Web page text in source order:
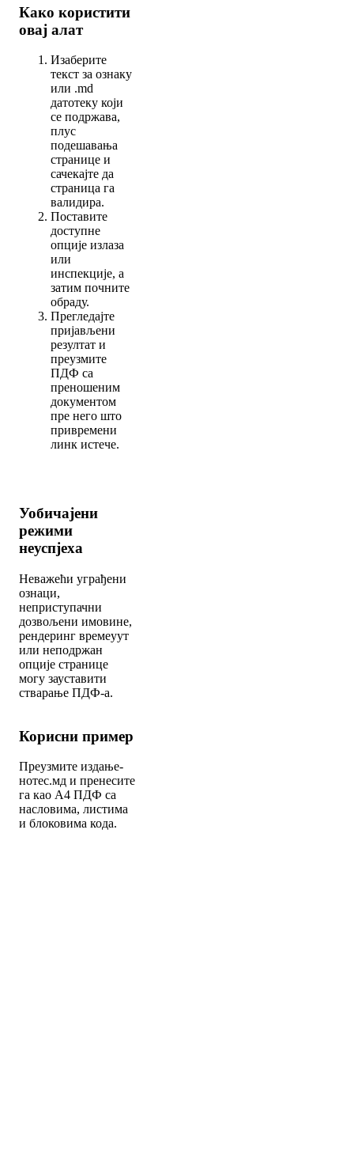
Како користити
овај алат
Изаберите
текст за ознаку
или .md
датотеку који
се подржава,
плус
подешавања
странице и
сачекајте да
страница га
валидира.
Поставите
доступне
опције излаза
или
инспекције, а
затим почните
обраду.
Прегледајте
пријављени
резултат и
преузмите
ПДФ са
преношеним
документом
пре него што
привремени
линк истече.
Уобичајени
режими
неуспјеха
Неважећи уграђени
ознаци,
неприступачни
дозвољени имовине,
рендеринг времеуут
или неподржан
опције странице
могу зауставити
стварање ПДФ-а.
Корисни пример
Преузмите издање-
нотес.мд и пренесите
га као А4 ПДФ са
насловима, листима
и блоковима кода.